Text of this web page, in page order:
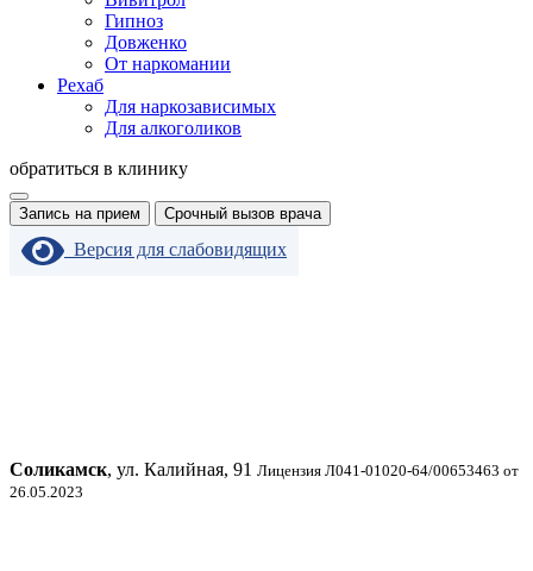
Гипноз
Довженко
От наркомании
Рехаб
Для наркозависимых
Для алкоголиков
обратиться в клинику
Запись на прием Срочный вызов врача
Версия для слабовидящих
Соликамск, ул. Калийная, 91 Лицензия Л041-01020-64/00653463 от
26.05.2023